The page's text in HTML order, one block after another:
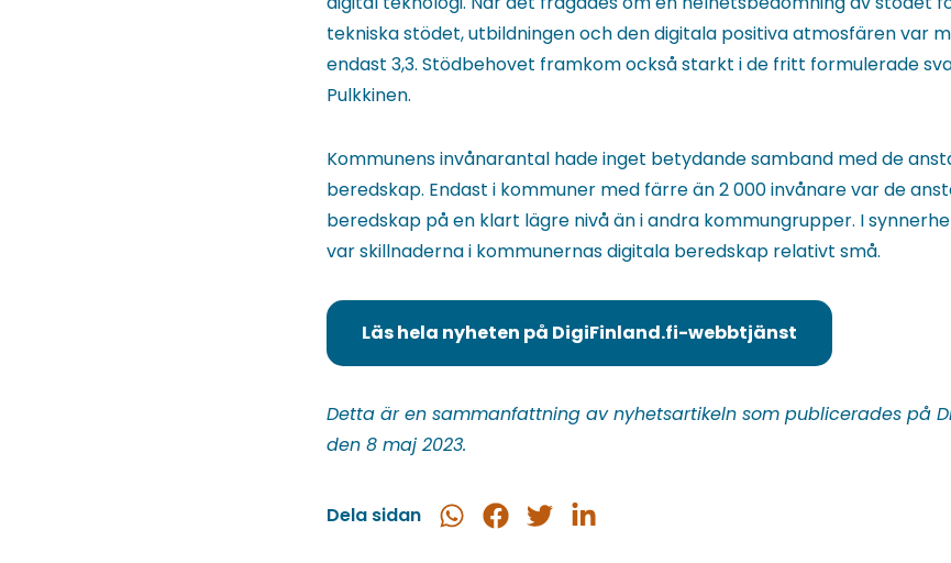
tekniska stödet, utbildningen och den digitala positiva atmosfären var
endast 3,3. Stödbehovet framkom också starkt i de fritt formulerade
Pulkkinen.
Kommunens invånarantal hade inget betydande samband med de
beredskap. Endast i kommuner med färre än 2 000 invånare var de
beredskap på en klart lägre nivå än i andra kommungrupper. I
var skillnaderna i kommunernas digitala beredskap relativt små.
Läs hela nyheten på DigiFinland.fi-webbtjänst
(du
omdirigerad
till
Detta är en sammanfattning av nyhetsartikeln som publicerades på
den 8 maj 2023.
Dela sidan
Dela
Dela
Dela
Dela